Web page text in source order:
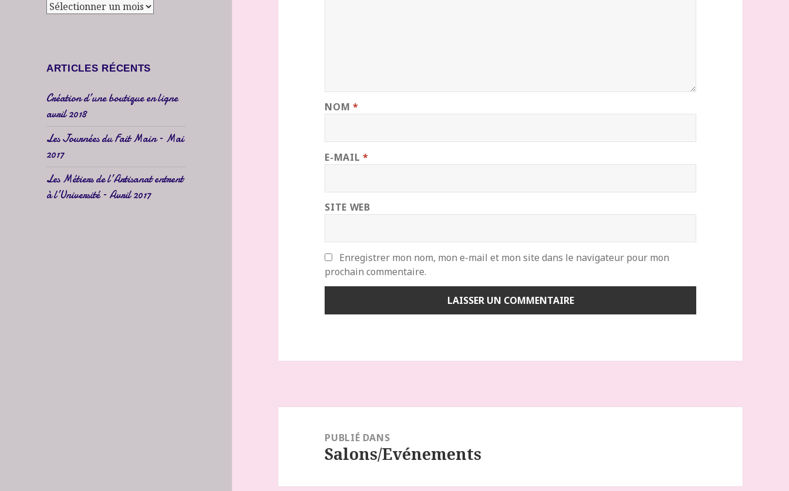
Archives
ARTICLES RÉCENTS
Création d’une boutique en ligne
avril 2018
Les Journées du Fait Main – Mai
2017
Les Métiers de l’Artisanat entrent
à l’Université – Avril 2017
NOM *
E-MAIL *
SITE WEB
Enregistrer mon nom, mon e-mail et mon site dans le navigateur pour mon
prochain commentaire.
PUBLIÉ DANS
Salons/Evénements